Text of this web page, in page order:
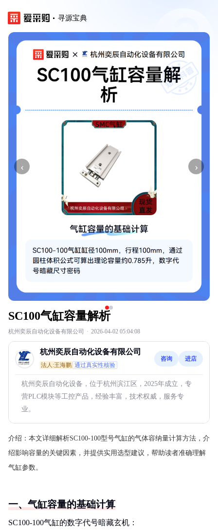
寻源宝典
‹ ›
SC100气缸容量解析
杭州奕辰自动化设备有限公司 · 2026-04-02 05:04:08
杭州奕辰自动化设备有限公司
法人:王海鹏 通过真实性核验
咨询 进店
杭州奕辰自动化设备，位于杭州滨江区，2025年成立，专
营PLC模块等工控产品，经验丰富，技术权威，服务专
业。
介绍： 本文详细解析SC100-100型号气缸的气体容纳量计算方法，介
绍影响容量的关键因素，并提供实用选型建议，帮助读者准确理解
气缸参数。
一、气缸容量的基础计算
SC100-100气缸的数字代号暗藏玄机：